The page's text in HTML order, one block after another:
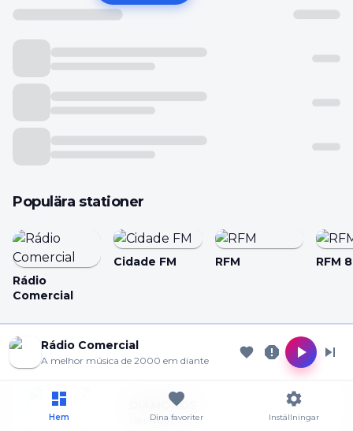
Populära stationer
Rádio
Comercial
Cidade FM RFM RFM
Spelas nu
DIAMONDS
RIHANNA
Cookie Preferences
Allow analytics Essential only
Hem Dina favoriter Inställningar
Rádio Comercial
A melhor música de 2000 em diante